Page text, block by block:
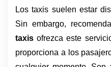
Los taxis suelen estar
Sin embargo,
taxis ofrezca este
proporciona a los